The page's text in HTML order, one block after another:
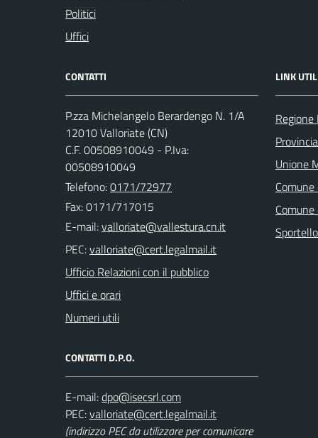
Politici
Uffici
CONTATTI
P.zza Michelangelo Berardengo N. 1/A
12010 Valloriate (CN)
C.F. 00508910049 - P.Iva:
00508910049
Telefono:0171/72977
Fax: 0171/717015
E-mail:
PEC:
Ufficio Relazioni con il pubblico
Uffici e orari
Numeri utili
CONTATTI D.P.O.
E-mail:
PEC:
(indirizzo PEC da utilizzare per comunicare
LINK
Unione